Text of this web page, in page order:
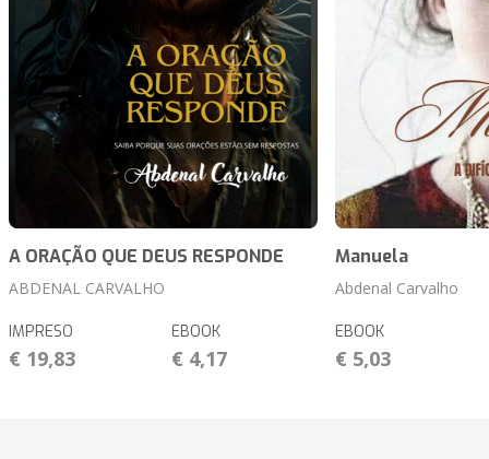
A ORAÇÃO QUE DEUS RESPONDE
ABDENAL CARVALHO
IMPRESO
€ 19,83
EBOOK
€ 4,17
Manuela
Abdenal Carvalho
EBOOK
€ 5,03